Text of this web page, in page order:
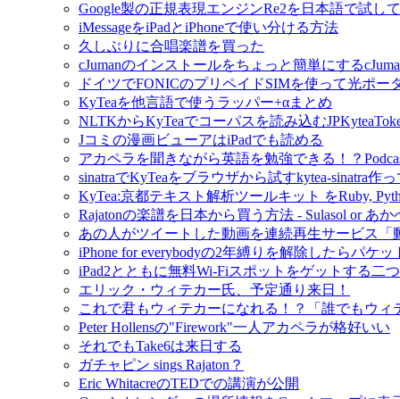
Google製の正規表現エンジンRe2を日本語で試し
iMessageをiPadとiPhoneで使い分ける方法
久しぶりに合唱楽譜を買った
cJumanのインストールをちょっと簡単にする
ドイツでFONICのプリペイドSIMを使って光ポー
KyTeaを他言語で使うラッパー+αまとめ
NLTKからKyTeaでコーパスを読み込む
Jコミの漫画ビューアはiPadでも読める
アカペラを聞きながら英語を勉強できる！？
sinatraでKyTeaをブラウザから試すkytea-sinatra作
KyTea:京都テキスト解析ツールキット をRuby,
Rajatonの楽譜を日本から買う方法 - Sulasol or あ
あの人がツイートした動画を連続再生サービス
iPhone for everybodyの2年縛りを解除したらパケ
iPad2とともに無料Wi-Fiスポットをゲットする二
エリック・ウィテカー氏、予定通り来日！
これで君もウィテカーになれる！？「誰でもウィ
Peter Hollensの"Firework"一人アカペラが格好いい
それでもTake6は来日する
ガチャピン sings Rajaton？
Eric WhitacreのTEDでの講演が公開